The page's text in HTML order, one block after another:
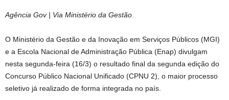
p
p
o
o
k
n
k
Agência Gov | Via Ministério da Gestão
O Ministério da Gestão e da Inovação em Serviços Públicos (MGI)
e a Escola Nacional de Administração Pública (Enap) divulgam
nesta segunda-feira (16/3) o resultado final da segunda edição do
Concurso Público Nacional Unificado (CPNU 2), o maior processo
seletivo já realizado de forma integrada no país.